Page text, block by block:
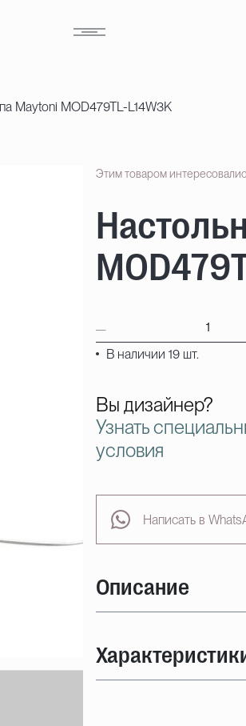
Maytoni MOD479TL-L14W3K
Этим товаром
В наличии 19 шт.
Вы дизайнер?
Узнать
условия
Написать в
Описание